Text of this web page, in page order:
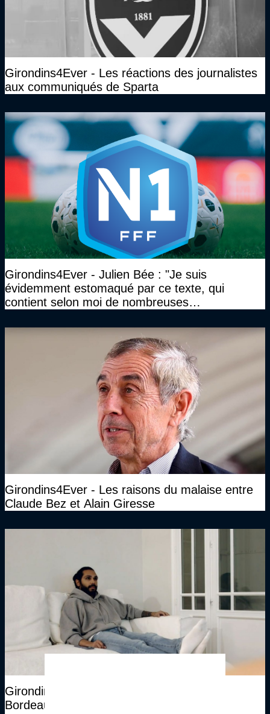
Girondins4Ever - Les réactions des journalistes
aux communiqués de Sparta
Girondins4Ever - Julien Bée : "Je suis
évidemment estomaqué par ce texte, qui
contient selon moi de nombreuses
plan juridique"
Girondins4Ever - Les raisons du malaise entre
Claude Bez et Alain Giresse
Girondins4Ever - Benoit Trémoulinas : "A
Bordeaux, j’ai juste fait une infiltration de